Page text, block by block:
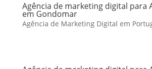
Agência de marketing digital para
em Gondomar
Agência de Marketing Digital em